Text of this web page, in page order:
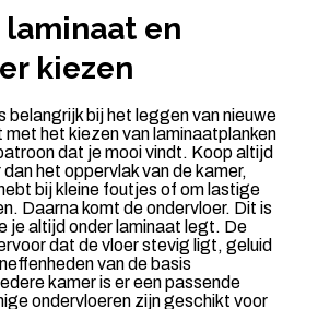
laminaat en
kiezen
belangrijk bij het leggen van nieuwe
het kiezen van laminaatplanken
dat je mooi vindt. Koop altijd
het oppervlak van de kamer,
bij kleine foutjes of om lastige
Daarna komt de ondervloer. Dit is
je altijd onder laminaat legt. De
dat de vloer stevig ligt, geluid
van de basis
kamer is er een passende
ondervloeren zijn geschikt voor